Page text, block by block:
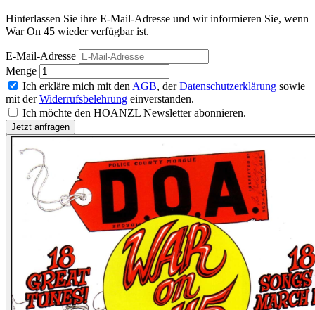
Hinterlassen Sie ihre E-Mail-Adresse und wir informieren Sie, wenn
War On 45 wieder verfügbar ist.
E-Mail-Adresse
Menge
Ich erkläre mich mit den AGB, derDatenschutzerklärung sowie
mit derWiderrufsbelehrung einverstanden.
Ich möchte den HOANZL Newsletter abonnieren.